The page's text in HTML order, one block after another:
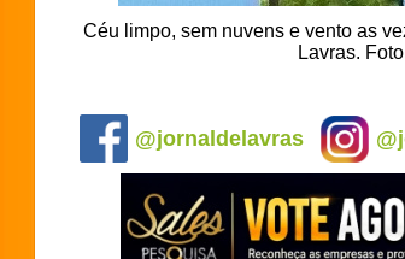
Céu limpo, sem nuvens e vento as
Lavras.
@jornaldelavras